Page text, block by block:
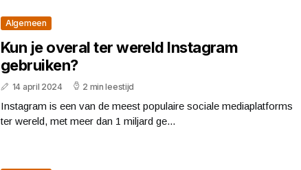
Algemeen
Kun je overal ter wereld Instagram
gebruiken?
14 april 2024 2 min leestijd
Instagram is een van de meest populaire sociale mediaplatforms
ter wereld, met meer dan 1 miljard ge...